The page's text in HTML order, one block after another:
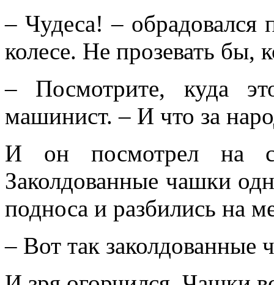
– Чудеса! – обрадовался
колесе. Не прозевать бы,
– Посмотрите, куда
машинист. – И что за
И он посмотрел на
Заколдованные чашки
подноса и разбились на
– Вот так заколдованные